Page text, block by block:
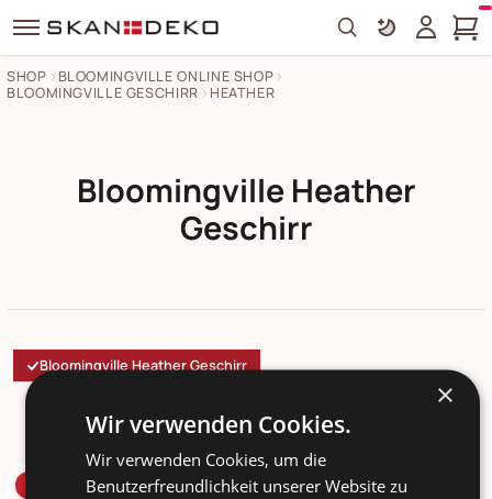
Search
SHOP
BLOOMINGVILLE ONLINE SHOP
BLOOMINGVILLE GESCHIRR
HEATHER
Bloomingville Heather
Geschirr
Bloomingville Heather Geschirr
Farbe
-50%
×
Wir verwenden Cookies.
Wir verwenden Cookies, um die
Benutzerfreundlichkeit unserer Website zu